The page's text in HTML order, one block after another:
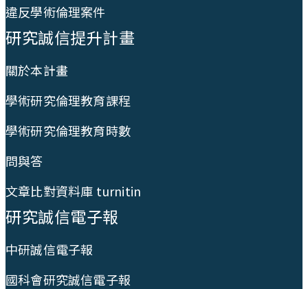
違反學術倫理案件
研究誠信提升計畫
關於本計畫
學術研究倫理教育課程
學術研究倫理教育時數
問與答
文章比對資料庫 turnitin
研究誠信電子報
中研誠信電子報
國科會研究誠信電子報